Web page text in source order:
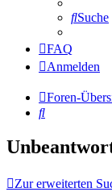
Suche
FAQ
Anmelden
Foren-
Suche
Zur erweiterten